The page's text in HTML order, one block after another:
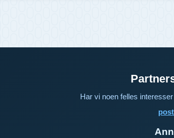
Har vi noen felles